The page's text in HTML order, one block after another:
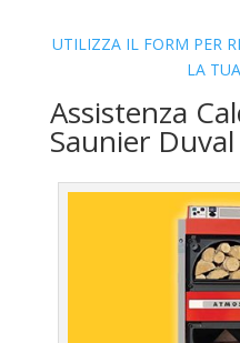
UTILIZZA IL FORM PER
LA
Assistenza
Saunier Duval